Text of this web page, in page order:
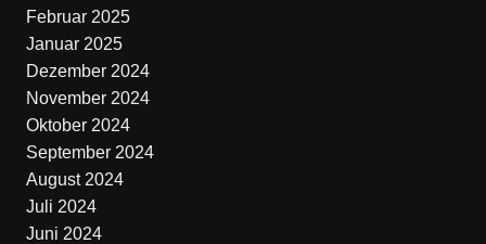
Februar 2025
Januar 2025
Dezember 2024
November 2024
Oktober 2024
September 2024
August 2024
Juli 2024
Juni 2024